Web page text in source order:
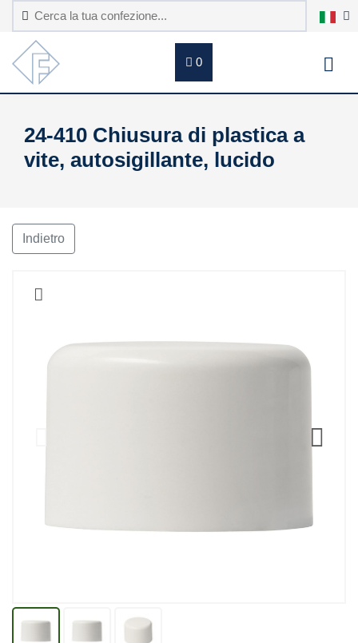
0
24-410 Chiusura di plastica a
vite, autosigillante, lucido
Indietro